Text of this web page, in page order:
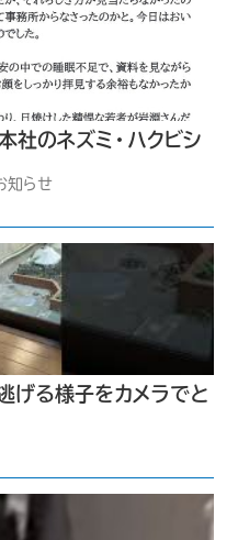
社のネズミ・ハクビシ
知らせ
げる様子をカメラでと